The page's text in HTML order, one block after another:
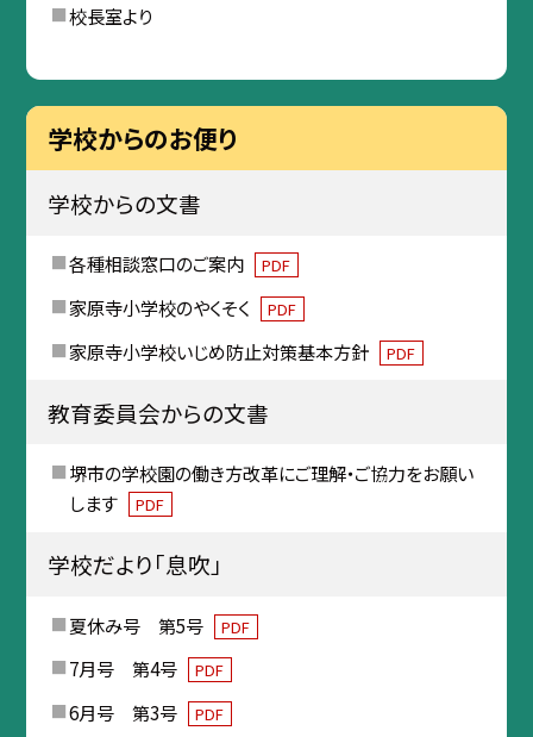
校長室より
学校からのお便り
学校からの文書
各種相談窓口のご案内 PDF
家原寺小学校のやくそく PDF
家原寺小学校いじめ防止対策基本方針 PDF
教育委員会からの文書
堺市の学校園の働き方改革にご理解・ご協力をお願い
します
PDF
学校だより「息吹」
夏休み号 第5号 PDF
7月号 第4号 PDF
6月号 第3号 PDF